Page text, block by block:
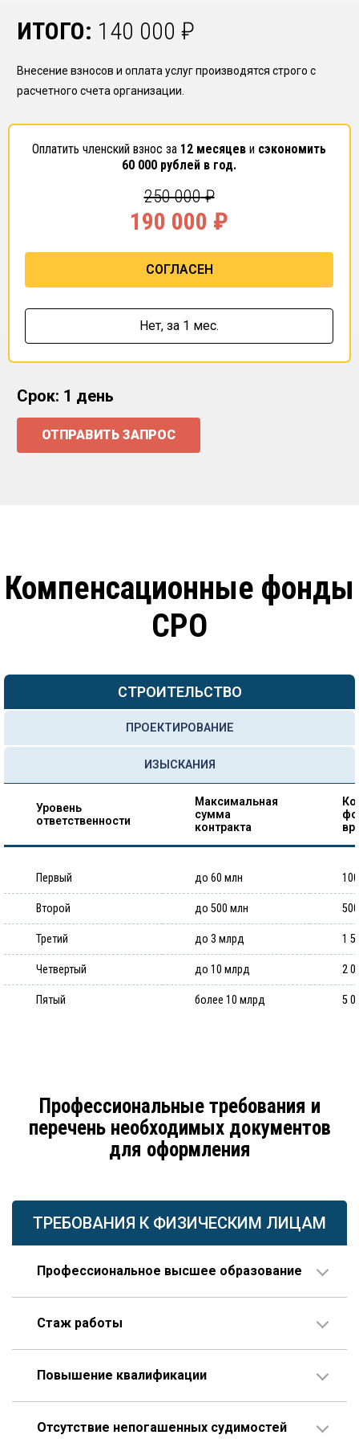
ИТОГО: 140 000 ₽
Внесение взносов и оплата услуг производятся строго с
расчетного счета организации.
Оплатить членский взнос за 12 месяцев и сэкономить
60 000 рублей в год.
250 000₽
190 000 ₽
СОГЛАСЕН
Нет, за 1 мес.
Срок: 1 день
ОТПРАВИТЬ ЗАПРОС
Компенсационные фонды
СРО
СТРОИТЕЛЬСТВО
ПРОЕКТИРОВАНИЕ
ИЗЫСКАНИЯ
Уровень
ответственности
Максимальная
сумма
контракта
Первый до 60 млн
Второй до 500 млн
Третий до 3 млрд 1
Четвертый до 10 млрд 2
Пятый более 10 млрд 5
Профессиональные требования и
перечень необходимых документов
для оформления
ТРЕБОВАНИЯ К ФИЗИЧЕСКИМ ЛИЦАМ
Профессиональное высшее образование
проектирования.
Стаж работы
или больше, 3 года из которых – на руководящей
Опыт работы по специальности – не менее 10 лет,
которые отсчитываются только после получения диплома
Повышение квалификации
раз в течение последних пяти лет.
Отсутствие непогашенных судимостей